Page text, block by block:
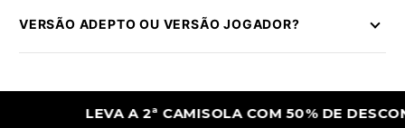
VERSÃO ADEPTO OU VERSÃO JOGADOR?
LEVA A 2ª CAMISOLA COM 50% DE DESCONTO